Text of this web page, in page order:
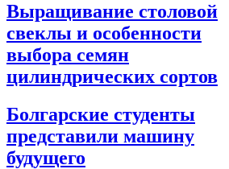
Выращивание столовой
свеклы и особенности
выбора семян
цилиндрических сортов
Болгарские студенты
представили машину
будущего